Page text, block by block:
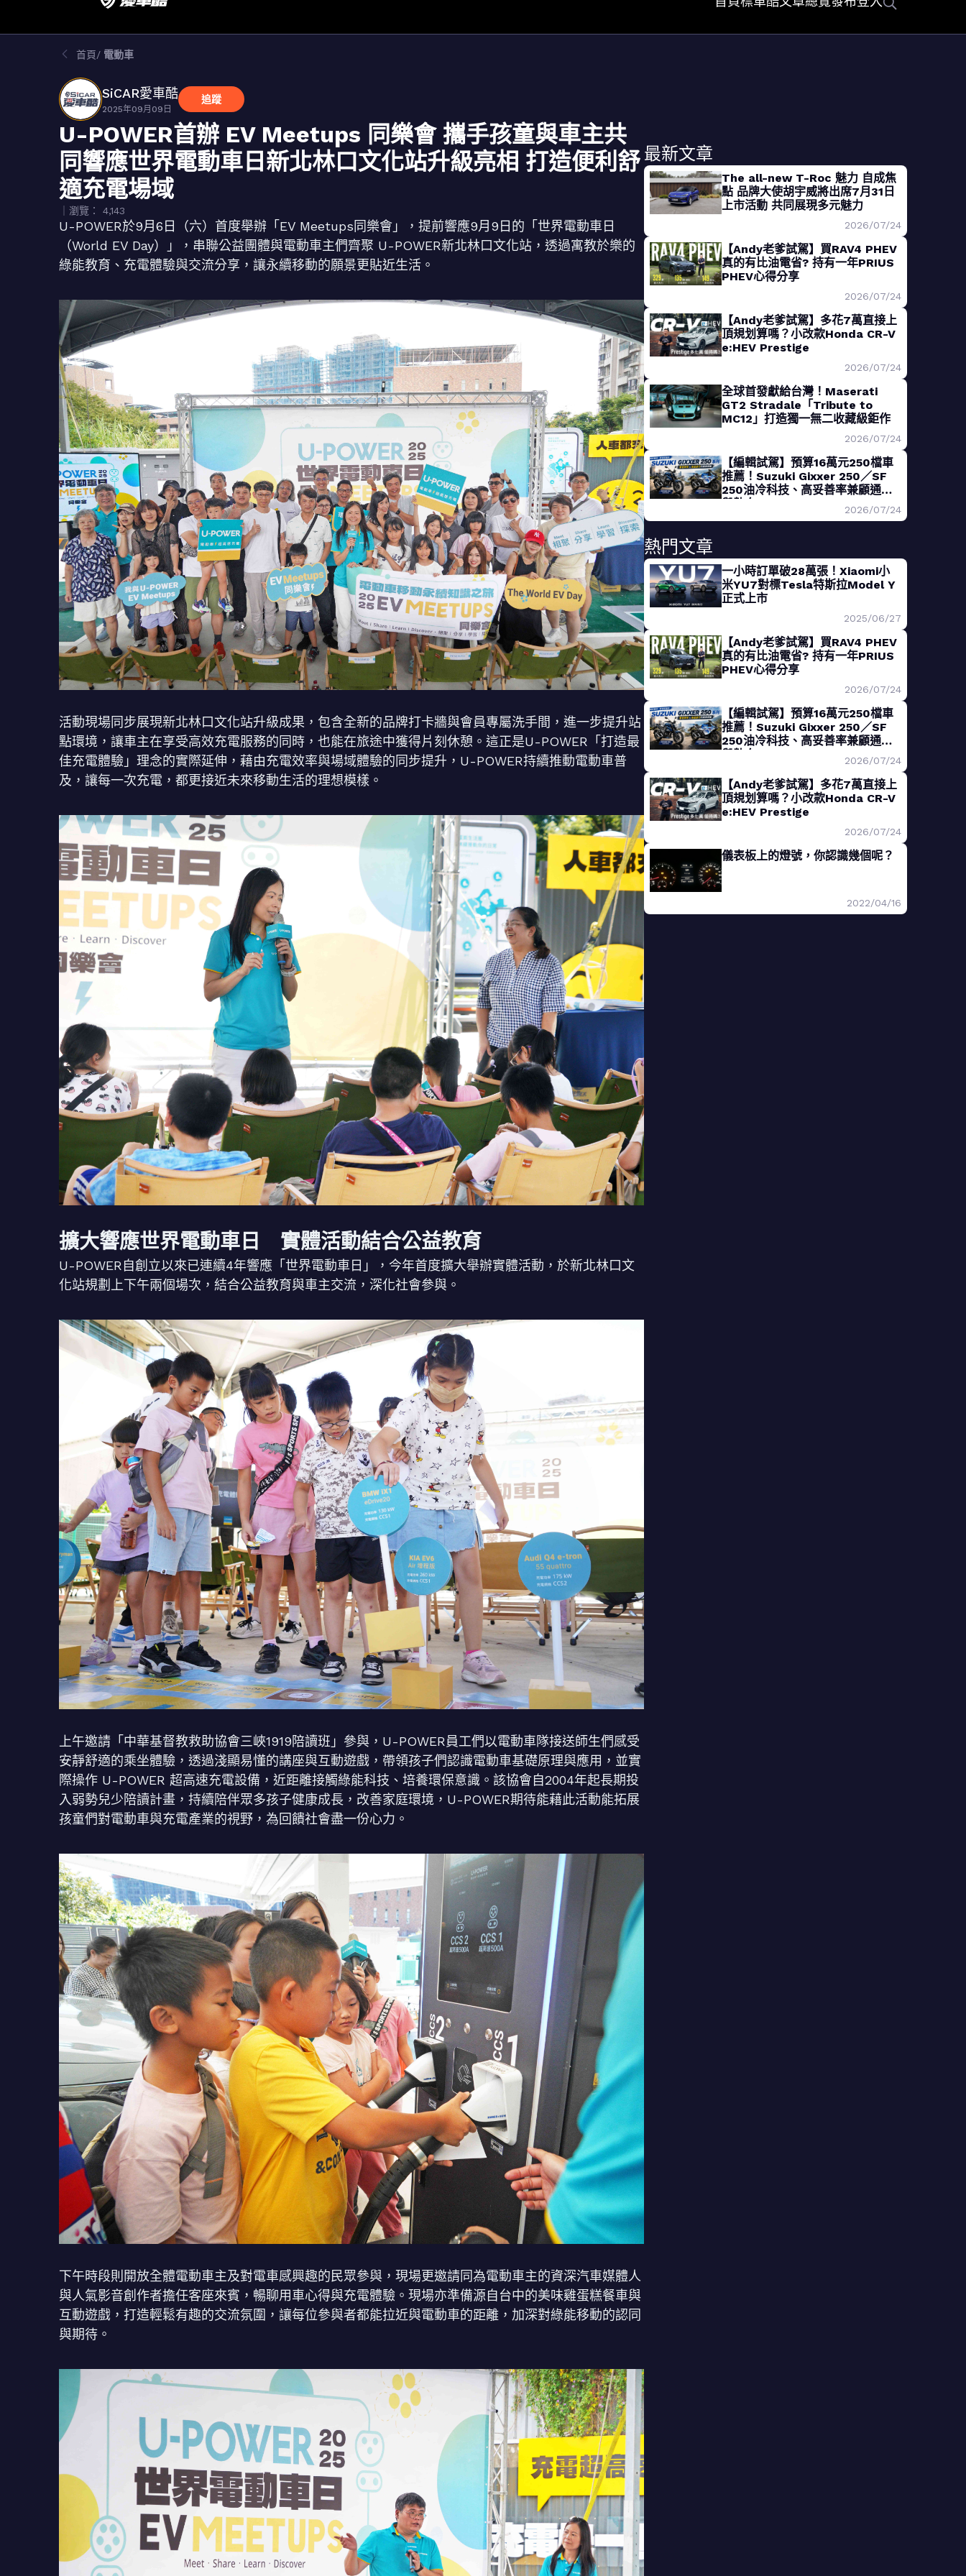
首頁 電動車
SiCAR愛車酷
2025年09月09日
追蹤
U-POWER首辦 EV Meetups 同樂會 攜手孩童與車主共
同響應世界電動車日新北林口文化站升級亮相 打造便利舒
適充電場域
｜瀏覽： 4,143
U-POWER於9月6日（六）首度舉辦「EV Meetups同樂會」，提前響應9月9日的「世界電動車日
（World EV Day）」，串聯公益團體與電動車主們齊聚 U-POWER新北林口文化站，透過寓教於樂的
綠能教育、充電體驗與交流分享，讓永續移動的願景更貼近生活。
活動現場同步展現新北林口文化站升級成果，包含全新的品牌打卡牆與會員專屬洗手間，進一步提升站
點環境，讓車主在享受高效充電服務的同時，也能在旅途中獲得片刻休憩。這正是U-POWER「打造最
佳充電體驗」理念的實際延伸，藉由充電效率與場域體驗的同步提升，U-POWER持續推動電動車普
及，讓每一次充電，都更接近未來移動生活的理想模樣。
擴大響應世界電動車日 實體活動結合公益教育
U-POWER自創立以來已連續4年響應「世界電動車日」，今年首度擴大舉辦實體活動，於新北林口文
化站規劃上下午兩個場次，結合公益教育與車主交流，深化社會參與。
上午邀請「中華基督教救助協會三峽1919陪讀班」參與，U-POWER員工們以電動車隊接送師生們感受
安靜舒適的乘坐體驗，透過淺顯易懂的講座與互動遊戲，帶領孩子們認識電動車基礎原理與應用，並實
際操作 U-POWER 超高速充電設備，近距離接觸綠能科技、培養環保意識。該協會自2004年起長期投
入弱勢兒少陪讀計畫，持續陪伴眾多孩子健康成長，改善家庭環境，U-POWER期待能藉此活動能拓展
孩童們對電動車與充電產業的視野，為回饋社會盡一份心力。
下午時段則開放全體電動車主及對電車感興趣的民眾參與，現場更邀請同為電動車主的資深汽車媒體人
與人氣影音創作者擔任客座來賓，暢聊用車心得與充電體驗。現場亦準備源自台中的美味雞蛋糕餐車與
互動遊戲，打造輕鬆有趣的交流氛圍，讓每位參與者都能拉近與電動車的距離，加深對綠能移動的認同
與期待。
最新文章
The all-new T-Roc 魅力 自成焦
點 品牌大使胡宇威將出席7月31日
上市活動 共同展現多元魅力
2026/07/24
【Andy老爹試駕】買RAV4 PHEV
真的有比油電省? 持有一年PRIUS
PHEV心得分享
2026/07/24
【Andy老爹試駕】多花7萬直接上
頂規划算嗎？小改款Honda CR-V
e:HEV Prestige
2026/07/24
全球首發獻給台灣！Maserati
GT2 Stradale「Tribute to
MC12」打造獨一無二收藏級鉅作
2026/07/24
【編輯試駕】預算16萬元250檔車
推薦！Suzuki Gixxer 250／SF
250油冷科技、高妥善率兼顧通勤
與熱血
2026/07/24
熱門文章
一小時訂單破28萬張！Xiaomi小
米YU7對標Tesla特斯拉Model Y
正式上市
2025/06/27
【Andy老爹試駕】買RAV4 PHEV
真的有比油電省? 持有一年PRIUS
PHEV心得分享
2026/07/24
【編輯試駕】預算16萬元250檔車
推薦！Suzuki Gixxer 250／SF
250油冷科技、高妥善率兼顧通勤
與熱血
2026/07/24
【Andy老爹試駕】多花7萬直接上
頂規划算嗎？小改款Honda CR-V
e:HEV Prestige
2026/07/24
儀表板上的燈號，你認識幾個呢？
2022/04/16